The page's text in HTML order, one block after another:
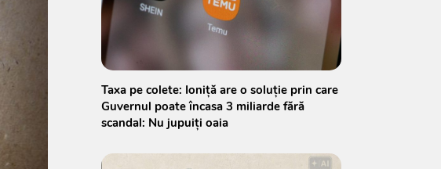
Taxa pe colete: Ioniță are o soluție prin care
Guvernul poate încasa 3 miliarde fără
scandal: Nu jupuiți oaia